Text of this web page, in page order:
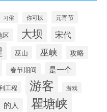
习俗 你可以 元宵节
区 大坝 宋代
巫山 巫峡 攻略
春节期间
是一个
工程 游客 游戏
的人 瞿塘峡